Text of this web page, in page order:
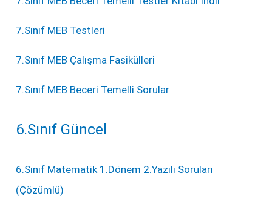
7.Sınıf MEB Testleri
7.Sınıf MEB Çalışma Fasikülleri
7.Sınıf MEB Beceri Temelli Sorular
6.Sınıf Güncel
6.Sınıf Matematik 1.Dönem 2.Yazılı Soruları
(Çözümlü)